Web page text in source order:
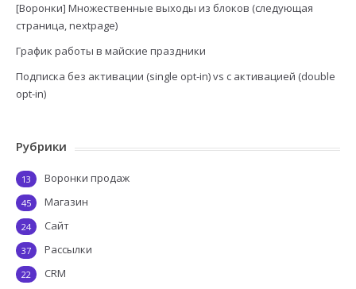
[Воронки] Множественные выходы из блоков (следующая
страница, nextpage)
График работы в майские праздники
Подписка без активации (single opt-in) vs с активацией (double
opt-in)
Рубрики
Воронки продаж
13
Магазин
45
Сайт
24
Рассылки
37
CRM
22